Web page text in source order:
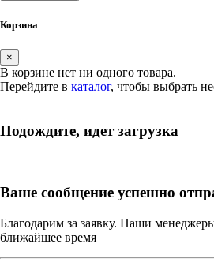
Корзина
×
В корзине нет ни одного товара.
Перейдите в каталог, чтобы выбрать
Подождите, идет загрузка
Ваше сообщение успешно
Благодарим за заявку. Наши
ближайшее время